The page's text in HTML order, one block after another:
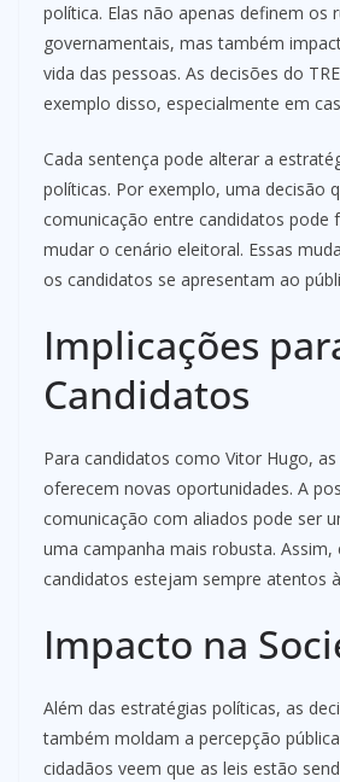
política. Elas não apenas definem os
governamentais, mas também
vida das pessoas. As decisões do
exemplo disso, especialmente em
Cada sentença pode alterar a
políticas. Por exemplo, uma decisão
comunicação entre candidatos pode
mudar o cenário eleitoral. Essas
os candidatos se apresentam ao
Implicações
Candidatos
Para candidatos como Vitor Hugo,
oferecem novas oportunidades. A
comunicação com aliados pode ser
uma campanha mais robusta. Assim,
candidatos estejam sempre atentos
Impacto na
Além das estratégias políticas, as
também moldam a percepção
cidadãos veem que as leis estão